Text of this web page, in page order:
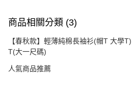
商品相關分類 (3)
【春秋款】輕薄純棉長袖衫(帽T 大學
T(大一尺碼)
人氣商品推薦